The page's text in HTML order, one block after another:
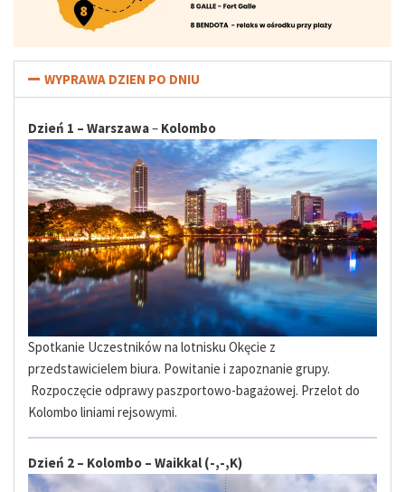
WYPRAWA DZIEN PO DNIU
Dzień 1 – Warszawa– Kolombo
Spotkanie Uczestników na lotnisku Okęcie z
przedstawicielem biura. Powitanie i zapoznanie grupy.
Rozpoczęcie odprawy paszportowo-bagażowej. Przelot do
Kolombo liniami rejsowymi.
Dzień 2 – Kolombo – Waikkal (-,-,K)